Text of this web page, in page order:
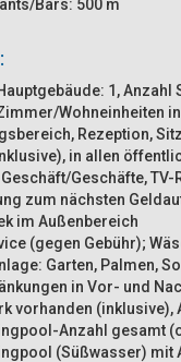
Bars: 500 m
1, Anzahl
Wohneinheiten
Rezeption,
in allen
Geschäfte, TV-
zum nächsten
im Außenbereich
(gegen Gebühr);
Garten, Palmen,
in Vor- und
vorhanden (inklusive),
Anzahl gesamt
(Süßwasser) mit